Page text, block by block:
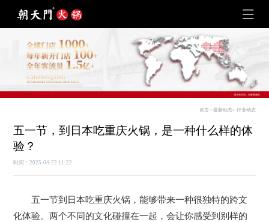
首页 >最新动态> 行业动态
五一节，到日本吃重庆火锅，是一种什么样的体
验？
时间：2025-04-22 11:22
五一节到日本吃重庆火锅，能够带来一种很独特的跨文
化体验。两个不同的文化碰撞在一起，会让你感受到别样的